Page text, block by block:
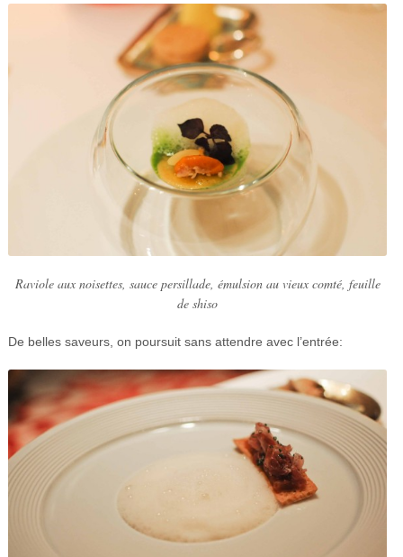
Raviole aux noisettes, sauce persillade, émulsion au vieux comté, feuille
de shiso
De belles saveurs, on poursuit sans attendre avec l’entrée: